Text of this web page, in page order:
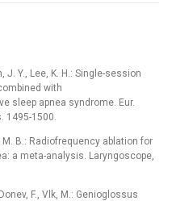
J. Y., Lee, K. H.: Single-session
with
sleep apnea syndrome. Eur.
1495-1500.
M. B.: Radiofrequency ablation for
a meta-analysis. Laryngoscope,
F., Vlk, M.: Genioglossus